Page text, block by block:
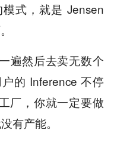
式，就是 Jensen
遍然后去卖无数个
的 Inference 不停
厂，你就一定要做
有产能。